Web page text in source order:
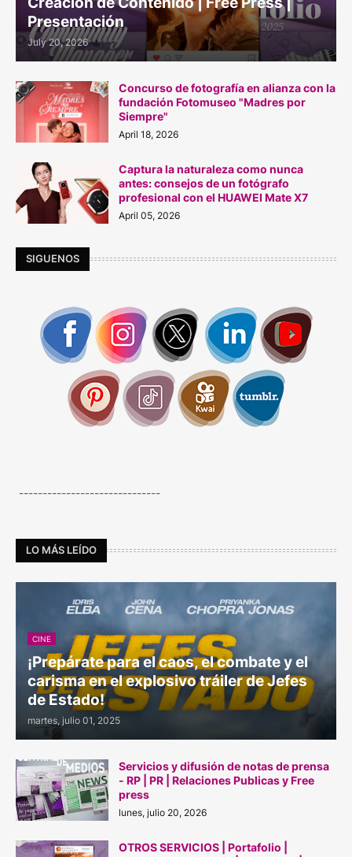
Presentación
July 20, 2026
Concurso de fotografía en alianza con la
fundación Fotomuseo "Madres por
Siempre"
April 18, 2026
Captura la naturaleza como nunca
antes: consejos de un fotógrafo
profesional con el HUAWEI Mate X7
April 05, 2026
SIGUENOS
------------------------------
LO MÁS LEÍDO
CINE
¡Prepárate para el caos, el combate y el
carisma en el explosivo tráiler de Jefes
de Estado!
martes, julio 01, 2025
Servicios y difusión de notas de prensa
- RP | PR | Relaciones Publicas y Free
press
lunes, julio 20, 2026
OTROS SERVICIOS | Portafolio |